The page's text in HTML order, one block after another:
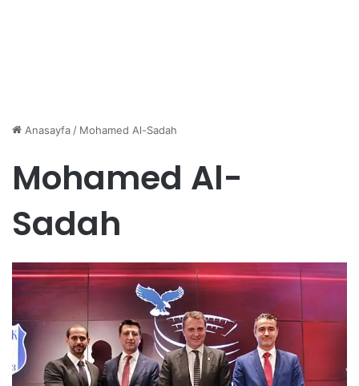
Anasayfa/ Mohamed Al-Sadah
Mohamed Al-
Sadah